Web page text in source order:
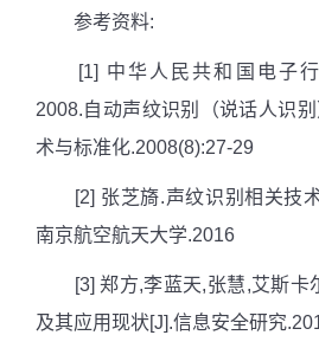
参考资料:
[1] 中华人民共和国电子行
2008.自动声纹识别（说话人识
术与标准化.2008(8):27-29
[2] 张芝旖.声纹识别相关技
南京航空航天大学.2016
[3] 郑方,李蓝天,张慧,艾斯卡
及其应用现状[J].信息安全研究